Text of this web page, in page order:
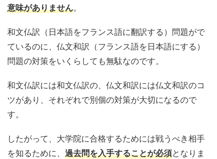
意味がありません。
和文仏訳（日本語をフランス語に翻訳する）問題がで
ているのに、仏文和訳（フランス語を日本語にする）
問題の対策をいくらしても無駄なのです。
和文仏訳には和文仏訳の、仏文和訳には仏文和訳のコ
ツがあり、それぞれで別個の対策が大切になるので
す。
したがって、大学院に合格するためには戦うべき相手
を知るために、 過去問を入手することが必須となりま